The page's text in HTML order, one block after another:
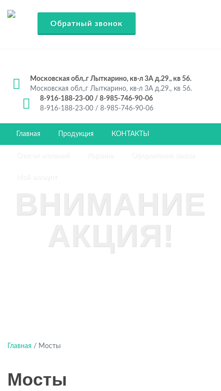
Обратный звонок
Московская обл,.г Лыткарино, кв-л 3А д.29., кв 56.
Московская обл,.г Лыткарино, кв-л 3А д.29., кв 56.
8-916-188-23-00 / 8-985-746-90-06
8-916-188-23-00 / 8-985-746-90-06
Главная Продукция КОНТАКТЫ
ВНИМАНИЕ
АКЦИЯ!
Главная / Мосты
Мосты